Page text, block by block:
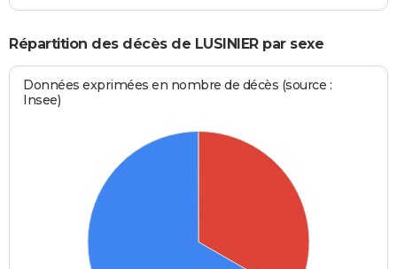
Répartition des décès de LUSINIER par sexe
Données exprimées en nombre de décès (source :
Insee)